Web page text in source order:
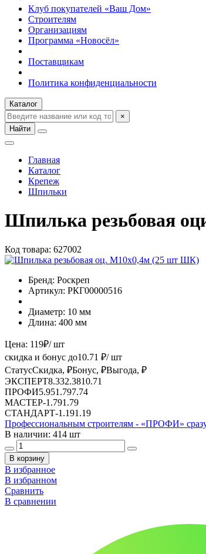
Клуб покупателей «Ваш Дом»
Строителям
Организациям
Программа «Новосёл»
Поставщикам
Политика конфиденциальности
Каталог
×
Найти
Главная
Каталог
Крепеж
Шпильки
Шпилька резьбовая
Код товара: 627002
Бренд: Роскреп
Артикул: РКГ00000516
Диаметр: 10 мм
Длина: 400 мм
Цена: 119₽/ шт
скидка и бонус до10.71 ₽/ шт
СтатусСкидка, ₽Бонус, ₽Выгода, ₽
ЭКСПЕРТ8.332.3810.71
ПРОФИ5.951.797.74
МАСТЕР-1.791.79
СТАНДАРТ-1.191.19
Профессиональным строителям - «ПРОФИ»
В наличии: 414 шт
В корзину
В избранное
В избранном
Сравнить
В сравнении